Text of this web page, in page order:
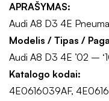
APRAŠYMAS:
Audi A8 D3 4E
Modelis / Tipas /
Audi A8 D3 4E ’02 –
Katalogo kodai:
4E0616039AF,